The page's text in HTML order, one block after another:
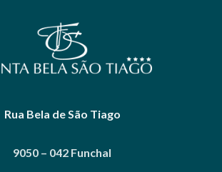
Rua Bela de São Tiago
9050 – 042 Funchal